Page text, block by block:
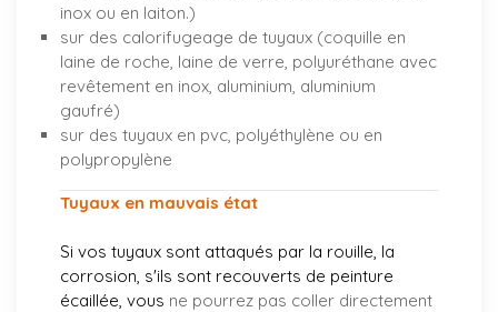
inox ou en laiton.)
sur des calorifugeage de tuyaux (coquille en
laine de roche, laine de verre, polyuréthane avec
revêtement en inox, aluminium, aluminium
gaufré)
sur des tuyaux en pvc, polyéthylène ou en
polypropylène
Tuyaux en mauvais état
Si vos tuyaux sont attaqués par la rouille, la
corrosion, s'ils sont recouverts de peinture
écaillée, vous ne pourrez pas coller directement